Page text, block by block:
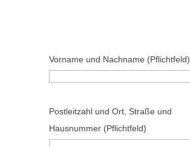
Vorname und Nachname (Pflichtfeld)
Postleitzahl und Ort, Straße und
Hausnummer (Pflichtfeld)